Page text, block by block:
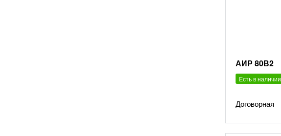
АИР 80В2
Есть в наличии
Договорная